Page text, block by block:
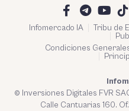
Infomercado IA Tribu de
Condiciones
© Inversiones Digitales FVR
Calle Cantuarias 160.